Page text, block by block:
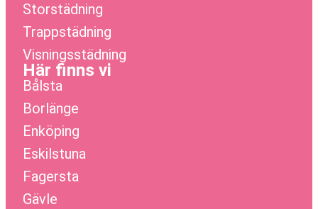
Storstädning
Trappstädning
Visningsstädning
Här finns vi
Bålsta
Borlänge
Enköping
Eskilstuna
Fagersta
Gävle